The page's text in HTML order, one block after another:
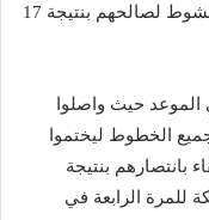
إبداعاتهم هجوماً ودفاعاً وحراسة كاسبين الشوط لصالحهم بنتيجة 17
حيث واصلوا
الخطوط ليختموا
15 – 10 مُنهين اللقاء بانتصارهم بنتيجة
للمرة الرابعة في